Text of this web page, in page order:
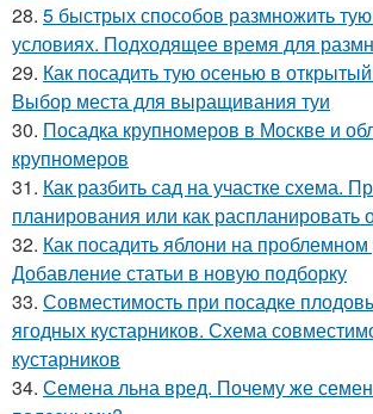
28. 5 быстрых способов размножить
условиях. Подходящее время для
29. Как посадить тую осенью в
Выбор места для выращивания туи
30. Посадка крупномеров в Москве и
крупномеров
31. Как разбить сад на участке схема.
планирования или как распланировать
32. Как посадить яблони на проблемном
Добавление статьи в новую подборку
33. Совместимость при посадке
ягодных кустарников. Схема
кустарников
34. Семена льна вред. Почему же